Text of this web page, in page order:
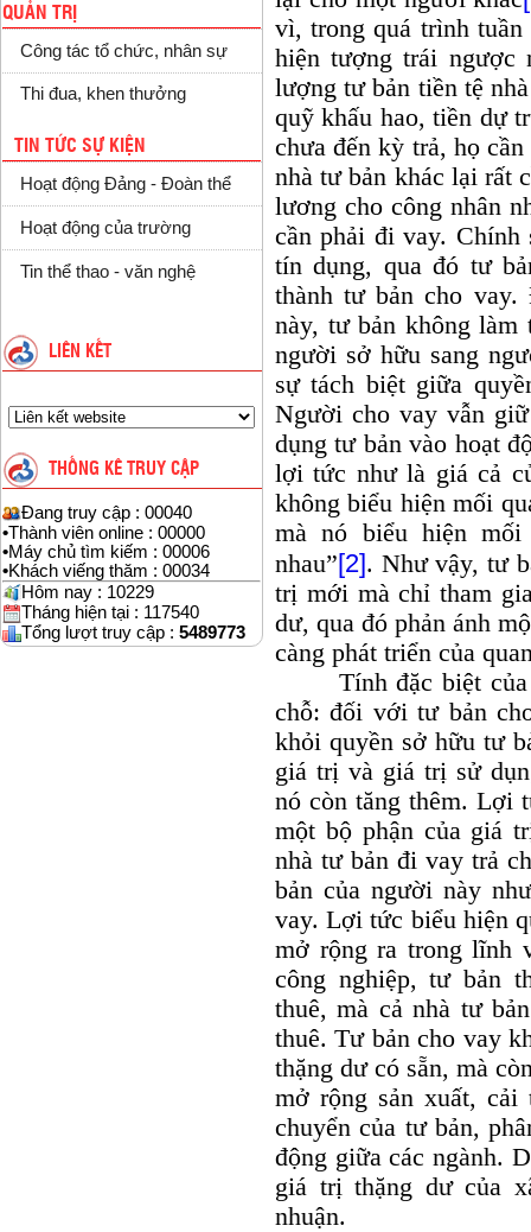
QUẢN TRỊ
Công tác tổ chức, nhân sự
Thi đua, khen thưởng
TIN TỨC SỰ KIỆN
Hoạt động Đảng - Đoàn thể
Hoạt động của trường
Tin thể thao - văn nghệ
LIÊN KẾT
THỐNG KÊ TRUY CẬP
Đang truy cập : 00040
•Thành viên online : 00000
•Máy chủ tìm kiếm : 00006
•Khách viếng thăm : 00034
Hôm nay : 10229
Tháng hiện tại : 117540
Tổng lượt truy cập : 5489773
vì, trong quá trình tuần
hiện tượng trái ngược
lượng tư bản tiền tệ
quỹ khấu hao, tiền dự
chưa đến kỳ trả, họ
nhà tư bản khác lại rất
lương cho công nhân
cần phải đi vay. Chính
tín dụng, qua đó tư
thành tư bản cho
này, tư bản không
người sở hữu sang
sự tách biệt giữa
Người cho vay vẫn
dụng tư bản vào hoạt
lợi tức như là giá cả
không biểu hiện mối
mà nó biểu hiện
nhau”[2]. Như vậy, tư
trị mới mà chỉ tham
dư, qua đó phản ánh
càng phát triển của
Tính đặc biệt của
chỗ: đối với tư bản
khỏi quyền sở hữu tư
giá trị và giá trị sử
nó còn tăng thêm. Lợi
một bộ phận của giá
nhà tư bản đi vay trả
bản của người này
vay. Lợi tức biểu hiện
mở rộng ra trong lĩnh
công nghiệp, tư bản
thuê, mà cả nhà tư
thuê. Tư bản cho vay
thặng dư có sẵn, mà
mở rộng sản xuất, cải
chuyển của tư bản,
động giữa các ngành.
giá trị thặng dư của
nhuận.